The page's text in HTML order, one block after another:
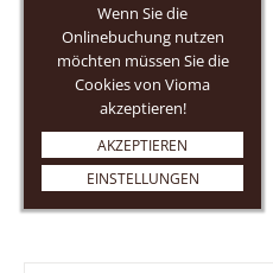
Wenn Sie die
Onlinebuchung nutzen
möchten müssen Sie die
Cookies von Vioma
akzeptieren!
AKZEPTIEREN
EINSTELLUNGEN